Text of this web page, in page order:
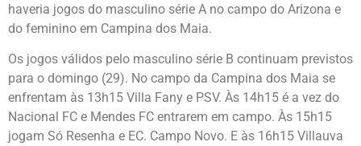
haveria jogos do masculino série A no campo do Arizona e
do feminino em Campina dos Maia.
Os jogos válidos pelo masculino série B continuam previstos
para o domingo (29). No campo da Campina dos Maia se
enfrentam às 13h15 Villa Fany e PSV. Às 14h15 é a vez do
Nacional FC e Mendes FC entrarem em campo. Às 15h15
jogam Só Resenha e EC. Campo Novo. E às 16h15 Villauva